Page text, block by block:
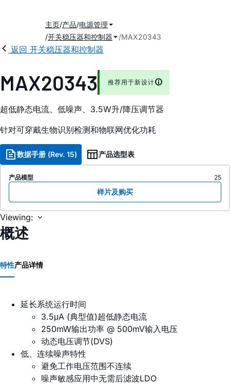
主页 产品 电源管理
开关稳压器和控制器
MAX20343
返回 开关稳压器和控制器
MAX20343 推荐用于新设计
超低静态电流、低噪声、3.5W升/降压调节器
针对可穿戴生物识别检测和物联网优化功耗
数据手册 (Rev. 15) 产品选型表
产品模型 25
样片及购买
Viewing:
概述
特性产品详情
延长系统运行时间
3.5μA (典型值)超低静态电流
250mW输出功率 @ 500mV输入电压
动态电压调节(DVS)
低、连续噪声特性
避免工作电压范围不连续
噪声敏感应用中无需后滤波LDO